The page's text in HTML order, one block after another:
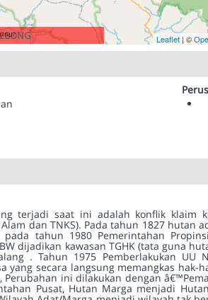
Leaflet | ©
terjadi saat ini adalah konflik klaim
Alam dan TNKS). Pada tahun 1827
pada tahun 1980 Pemerintahan
dijadikan kawasan TGHK (tata guna
. Tahun 1975 Pemberlakukan
yang secara langsung memangkas
Perubahan ini dilakukan dengan
Pusat, Hutan Marga menjadi